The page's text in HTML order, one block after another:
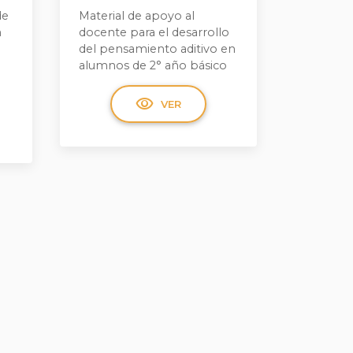
Material de apoyo al
docente para el desarrollo
del pensamiento aditivo en
alumnos de 2° año básico
visibility VER